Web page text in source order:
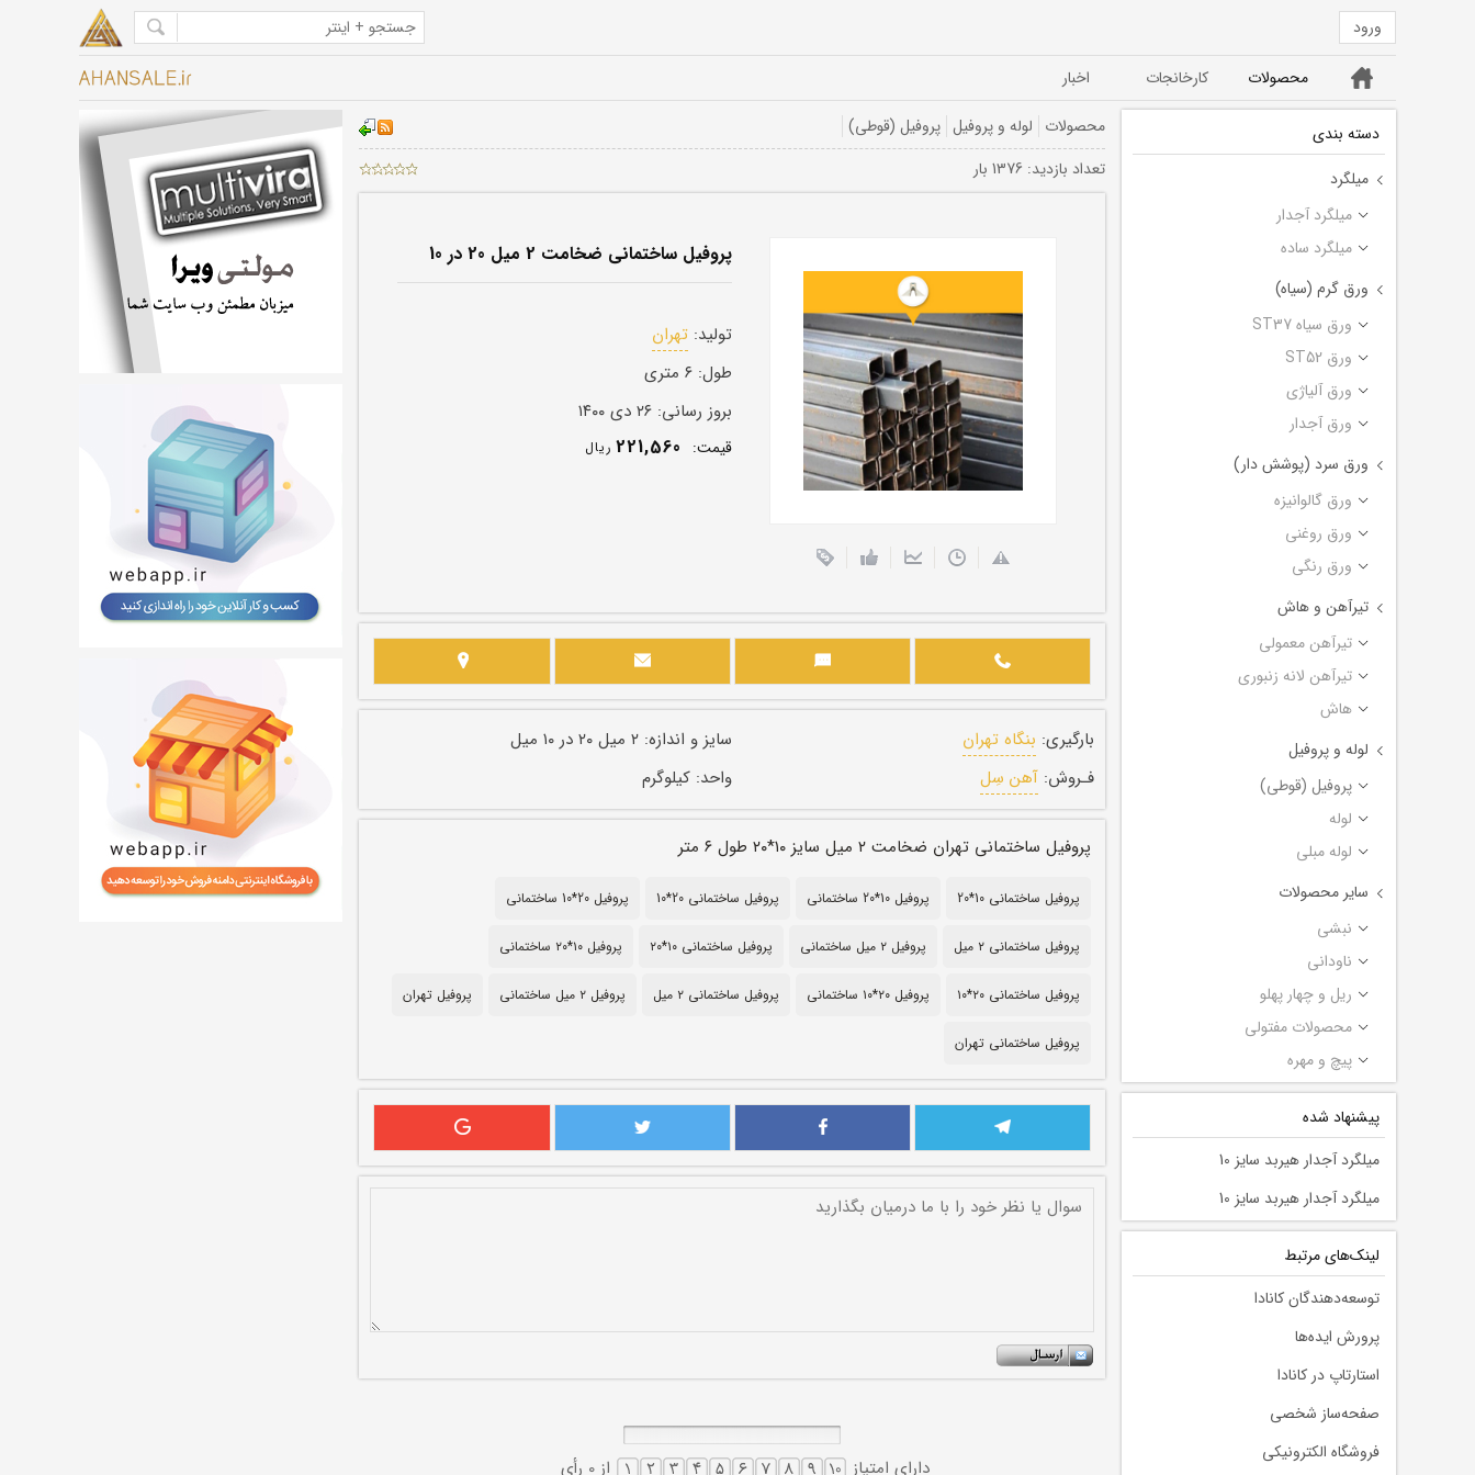
ورود
خانه محصولات کارخانجات اخبار
دسته بندی
میلگرد
میلگرد آجدار
میلگرد ساده
ورق گرم (سیاه)
ورق سیاه ST37
ورق ST52
ورق آلیاژی
ورق آجدار
ورق سرد (پوشش دار)
ورق گالوانیزه
ورق روغنی
ورق رنگی
تیرآهن و هاش
تیرآهن معمولی
تیرآهن لانه زنبوری
هاش
لوله و پروفیل
پروفیل (قوطی)
لوله
لوله مبلی
سایر محصولات
نبشی
ناودانی
ریل و چهار پهلو
محصولات مفتولی
پیچ و مهره
پیشنهاد شده
میلگرد آجدار هیربد سایز 10
میلگرد آجدار هیربد سایز 10
لينك‌های مرتبط
توسعه‌دهندگان کانادا
پرورش ایده‌ها
استارتاپ در کانادا
صفحه‌ساز شخصی
فروشگاه الکترونیکی
محصولات لوله و پروفیل پروفیل (قوطی)
تعداد بازديد: 1376 بار
پروفیل ساختمانی ضخامت 2 میل 20 در 10
تولید: تهران
طول: ۶ متری
بروز رسانی: ۲۶ دی ۱۴۰۰
قيمت: 221,560 ريال
بارگیری: بنگاه تهران
فـروش: آهن سِل
سایز و اندازه: ۲ میل ۲۰ در ۱۰ میل
واحد: کیلوگرم
پروفیل ساختمانی تهران ضخامت ۲ میل سایز ۱۰*۲۰ طول ۶ متر
پروفیل ساختمانی 10*20 پروفیل 10*20 ساختمانی پروفیل ساختمانی 20*10 پروفیل 20*10 ساختمانی
پروفیل ساختمانی ۲ میل پروفیل ۲ میل ساختمانی پروفیل ساختمانی ۱۰*۲۰ پروفیل ۱۰*۲۰ ساختمانی
پروفیل ساختمانی ۲۰*۱۰ پروفیل ۲۰*۱۰ ساختمانی پروفیل ساختمانی ۲ میل پروفیل ۲ میل ساختمانی پروفیل تهران
پروفیل ساختمانی تهران
دارای امتیاز از 0 رأی